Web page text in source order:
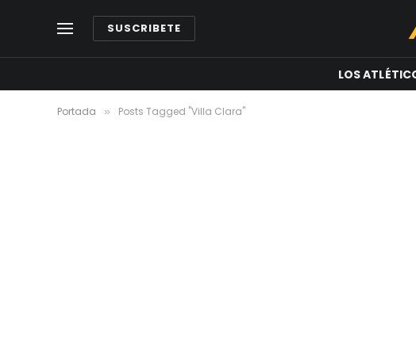
SUSCRIBETE
LOS
Portada » Posts Tagged "Villa Clara"